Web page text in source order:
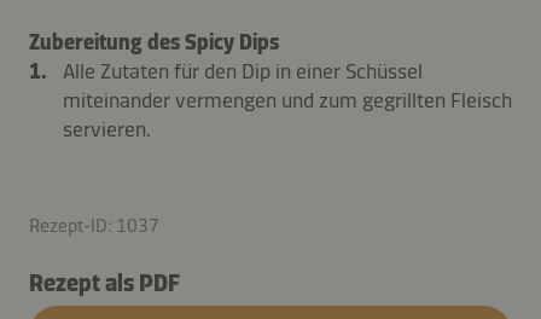
Zubereitung des Spicy Dips
Alle Zutaten für den Dip in einer Schüssel
miteinander vermengen und zum gegrillten Fleisch
servieren.
Rezept-ID: 1037
Rezept als PDF